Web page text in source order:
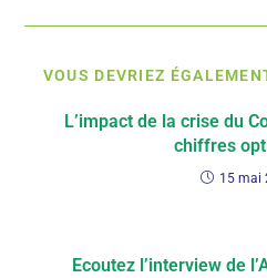
VOUS DEVRIEZ
L’impact de la crise du
chiffres
15 mai
Ecoutez l’interview de